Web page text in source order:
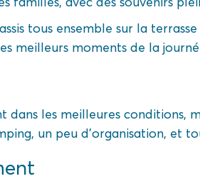
tous ensemble sur la
meilleurs moments de la
dans les meilleures conditions,
un peu d’organisation, et